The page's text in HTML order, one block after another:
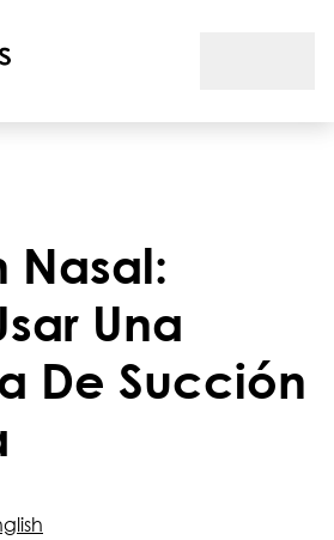
Nasal:
Una
De Succión